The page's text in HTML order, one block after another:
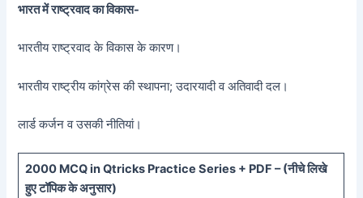
भारत में राष्ट्रवाद का विकास-
भारतीय राष्ट्रवाद के विकास के कारण।
भारतीय राष्ट्रीय कांग्रेस की स्थापना; उदारयादी व अतिवादी दल।
लार्ड कर्जन व उसकी नीतियां।
2000 MCQ in Qtricks Practice Series + PDF – (नीचेलिखे
हुए टॉपिक के अनुसार)